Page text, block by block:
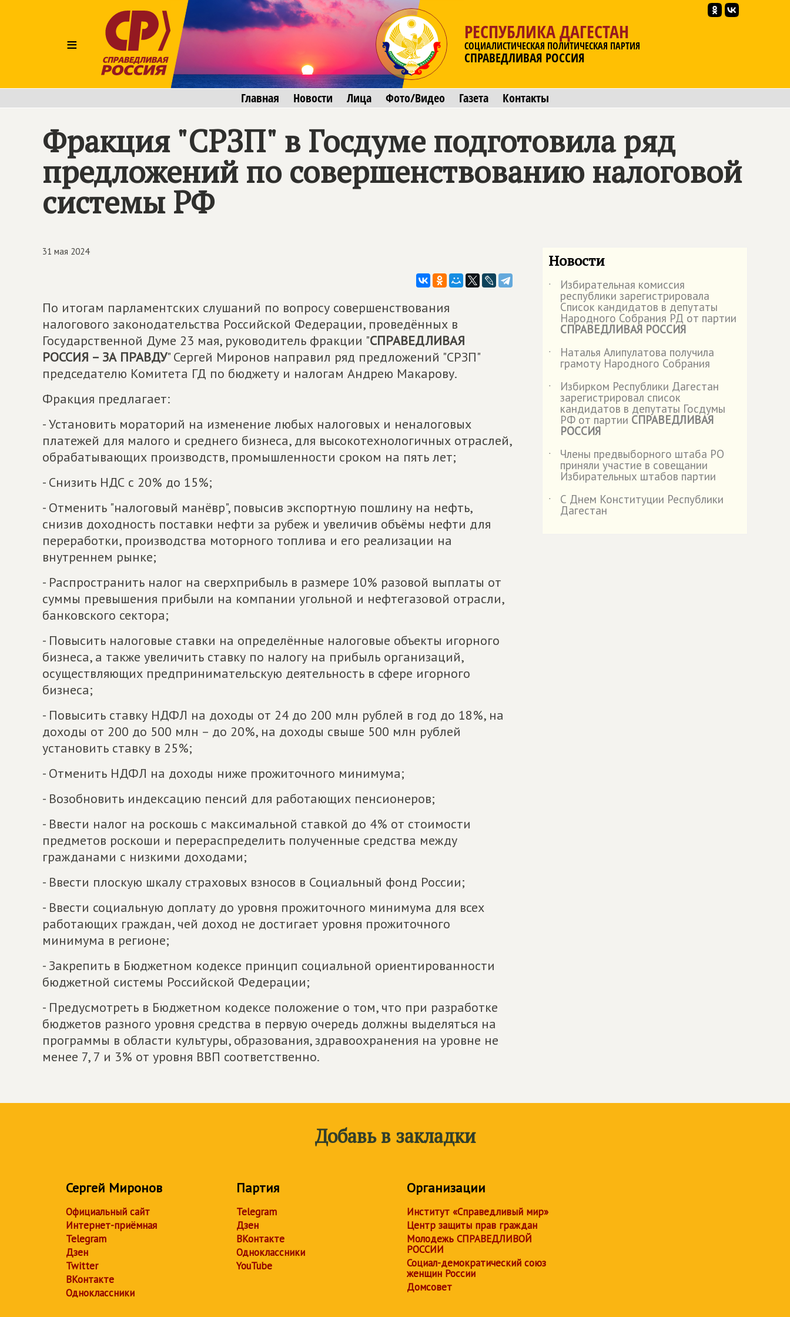
≡
РЕСПУБЛИКА ДАГЕСТАН
СОЦИАЛИСТИЧЕСКАЯ ПОЛИТИЧЕСКАЯ ПАРТИЯ
СПРАВЕДЛИВАЯ РОССИЯ
Главная Новости Лица Фото/Видео Газета Контакты
Фракция "СРЗП" в Госдуме подготовила ряд
предложений по совершенствованию налоговой
системы РФ
31 мая 2024
По итогам парламентских слушаний по вопросу совершенствования
налогового законодательства Российской Федерации, проведённых в
Государственной Думе 23 мая, руководитель фракции "СПРАВЕДЛИВАЯ
РОССИЯ – ЗА ПРАВДУ" Сергей Миронов направил ряд предложений "СРЗП"
председателю Комитета ГД по бюджету и налогам Андрею Макарову.
Фракция предлагает:
- Установить мораторий на изменение любых налоговых и неналоговых
платежей для малого и среднего бизнеса, для высокотехнологичных отраслей,
обрабатывающих производств, промышленности сроком на пять лет;
- Снизить НДС с 20% до 15%;
- Отменить "налоговый манёвр", повысив экспортную пошлину на нефть,
снизив доходность поставки нефти за рубеж и увеличив объёмы нефти для
переработки, производства моторного топлива и его реализации на
внутреннем рынке;
- Распространить налог на сверхприбыль в размере 10% разовой выплаты от
суммы превышения прибыли на компании угольной и нефтегазовой отрасли,
банковского сектора;
- Повысить налоговые ставки на определённые налоговые объекты игорного
бизнеса, а также увеличить ставку по налогу на прибыль организаций,
осуществляющих предпринимательскую деятельность в сфере игорного
бизнеса;
- Повысить ставку НДФЛ на доходы от 24 до 200 млн рублей в год до 18%, на
доходы от 200 до 500 млн – до 20%, на доходы свыше 500 млн рублей
установить ставку в 25%;
- Отменить НДФЛ на доходы ниже прожиточного минимума;
- Возобновить индексацию пенсий для работающих пенсионеров;
- Ввести налог на роскошь с максимальной ставкой до 4% от стоимости
предметов роскоши и перераспределить полученные средства между
гражданами с низкими доходами;
- Ввести плоскую шкалу страховых взносов в Социальный фонд России;
- Ввести социальную доплату до уровня прожиточного минимума для всех
работающих граждан, чей доход не достигает уровня прожиточного
минимума в регионе;
- Закрепить в Бюджетном кодексе принцип социальной ориентированности
бюджетной системы Российской Федерации;
- Предусмотреть в Бюджетном кодексе положение о том, что при разработке
бюджетов разного уровня средства в первую очередь должны выделяться на
программы в области культуры, образования, здравоохранения на уровне не
менее 7, 7 и 3% от уровня ВВП соответственно.
Новости
˙ Избирательная комиссия
республики зарегистрировала
Список кандидатов в депутаты
Народного Собрания РД от партии
СПРАВЕДЛИВАЯ РОССИЯ
˙
Наталья Алипулатова получила
грамоту Народного Собрания
˙
Избирком Республики Дагестан
зарегистрировал список
кандидатов в депутаты Госдумы
РФ от партии СПРАВЕДЛИВАЯ
РОССИЯ
˙
Члены предвыборного штаба РО
приняли участие в совещании
Избирательных штабов партии
˙
С Днем Конституции Республики
Дагестан
Добавь в закладки
Сергей Миронов
Официальный сайт
Интернет-приёмная
Telegram
Дзен
Twitter
ВКонтакте
Одноклассники
Партия
Telegram
Дзен
ВКонтакте
Одноклассники
YouTube
Организации
Институт «Справедливый мир»
Центр защиты прав граждан
Молодежь СПРАВЕДЛИВОЙ
РОССИИ
Социал-демократический союз
женщин России
Домсовет